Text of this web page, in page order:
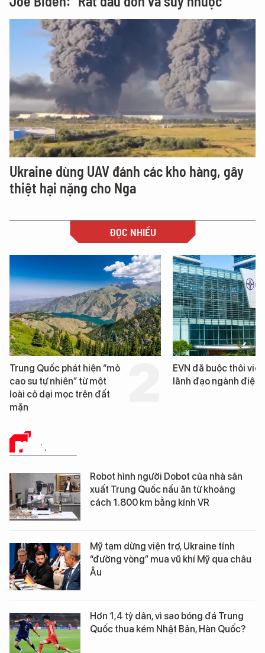
Ukraine dùng UAV đánh các kho hàng, gây
thiệt hại nặng cho Nga
ĐỌC NHIỀU
hiện “mỏ
từ một
trên đất
EVN đã buộc thôi việc 3
lãnh đạo ngành điện
PHÂN TÍCH
Robot hình người Dobot của nhà sản
xuất Trung Quốc nấu ăn từ khoảng
cách 1.800 km bằng kính VR
Mỹ tạm dừng viện trợ, Ukraine tính
“đường vòng” mua vũ khí Mỹ qua châu
Âu
Hơn 1,4 tỷ dân, vì sao bóng đá Trung
Quốc thua kém Nhật Bản, Hàn Quốc?